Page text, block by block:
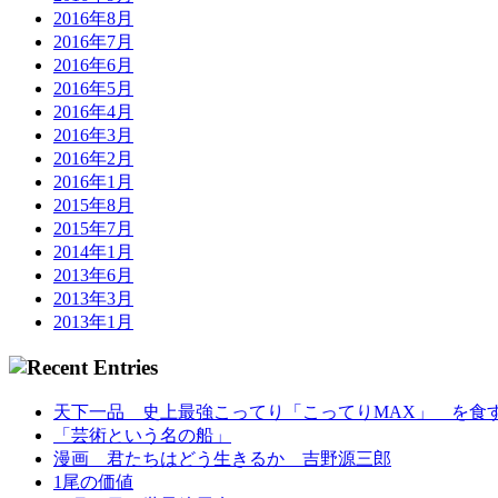
2016年8月
2016年7月
2016年6月
2016年5月
2016年4月
2016年3月
2016年2月
2016年1月
2015年8月
2015年7月
2014年1月
2013年6月
2013年3月
2013年1月
天下一品 史上最強こってり「こってりMAX」 を食
「芸術という名の船」
漫画 君たちはどう生きるか 吉野源三郎
1尾の価値